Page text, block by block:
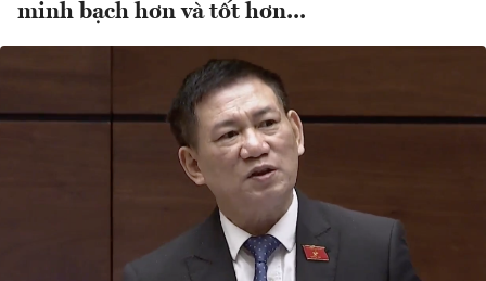
minh bạch hơn và tốt hơn...